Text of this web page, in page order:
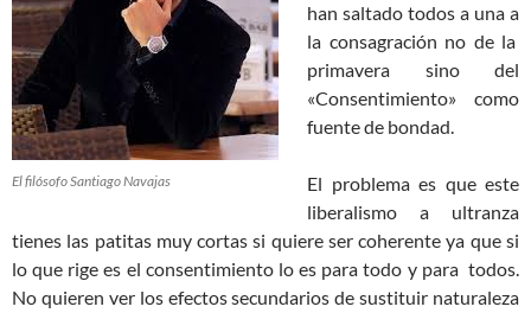
El filósofo Santiago Navajas
han saltado todos a una a
la consagración no de la
primavera sino del
«Consentimiento» como
fuente de bondad.
El problema es que este
liberalismo a ultranza
tienes las patitas muy cortas si quiere ser coherente ya que si
lo que rige es el consentimiento lo es para todo y para todos.
No quieren ver los efectos secundarios de sustituir naturaleza